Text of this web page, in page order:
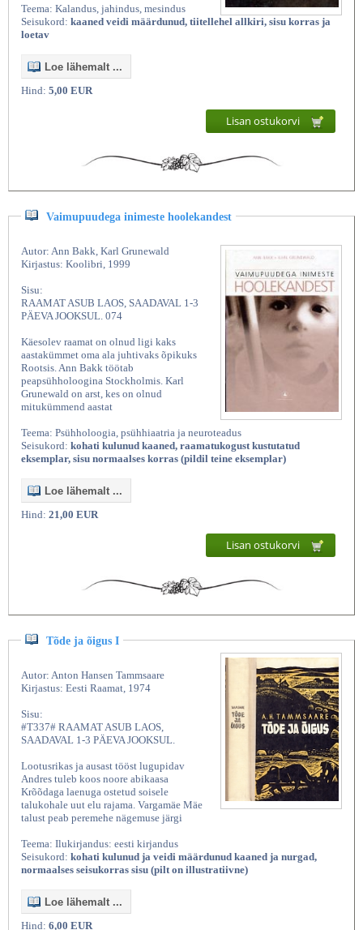
Teema: Kalandus, jahindus, mesindus
Seisukord: kaaned veidi määrdunud, tiitellehel allkiri, sisu korras ja
loetav
Loe lähemalt ...
Hind: 5,00 EUR
Lisan ostukorvi
Vaimupuudega inimeste hoolekandest
Autor: Ann Bakk, Karl Grunewald
Kirjastus: Koolibri, 1999
Sisu:
RAAMAT ASUB LAOS, SAADAVAL 1-3
PÄEVA JOOKSUL. 074
Käesolev raamat on olnud ligi kaks
aastakümmet oma ala juhtivaks õpikuks
Rootsis. Ann Bakk töötab
peapsühholoogina Stockholmis. Karl
Grunewald on arst, kes on olnud
mitukümmend aastat
Teema: Psühholoogia, psühhiaatria ja neuroteadus
Seisukord: kohati kulunud kaaned, raamatukogust kustutatud
eksemplar, sisu normaalses korras (pildil teine eksemplar)
Loe lähemalt ...
Hind: 21,00 EUR
Lisan ostukorvi
Tõde ja õigus I
Autor: Anton Hansen Tammsaare
Kirjastus: Eesti Raamat, 1974
Sisu:
#T337# RAAMAT ASUB LAOS,
SAADAVAL 1-3 PÄEVA JOOKSUL.
Lootusrikas ja ausast tööst lugupidav
Andres tuleb koos noore abikaasa
Krõõdaga laenuga ostetud soisele
talukohale uut elu rajama. Vargamäe Mäe
talust peab peremehe nägemuse järgi
Teema: Ilukirjandus: eesti kirjandus
Seisukord: kohati kulunud ja veidi määrdunud kaaned ja nurgad,
normaalses seisukorras sisu (pilt on illustratiivne)
Loe lähemalt ...
Hind: 6,00 EUR